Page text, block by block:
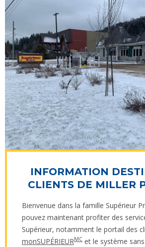
INFORMATION
CLIENTS DE MILLER
Bienvenue dans la famille Supérieur
pouvez maintenant profiter des
Supérieur, notamment le portail des
monSUPÉRIEURMC et le système